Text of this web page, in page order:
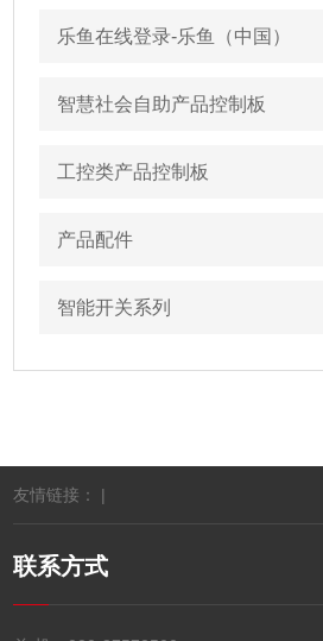
乐鱼在线登录-乐鱼（中国）
智慧社会自助产品控制板
工控类产品控制板
产品配件
智能开关系列
友情链接： |
联系方式